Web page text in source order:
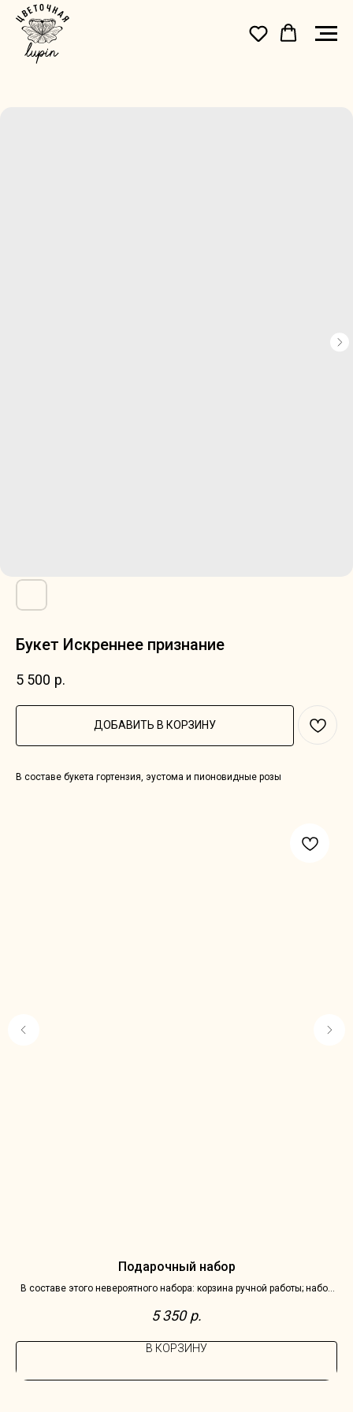
Букет Искреннее признание
5 500 р.
ДОБАВИТЬ В КОРЗИНУ
В составе букета гортензия, эустома и пионовидные розы
Подарочный набор
В составе этого невероятного набора: корзина ручной работы; набор
Moscow.
5 350 р.
В КОРЗИНУ